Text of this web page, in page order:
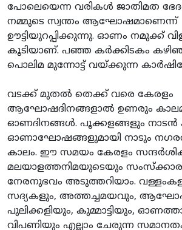
പോലെയെന്ന വരികള്‍ ജാതിമത
നമ്മുടെ സ്വന്തം ആഘോഷമാണെന്ന്
ഊട്ടിയുറപ്പിക്കുന്നു. ഓണം നമുക്ക്
കൂടിയാണ്. പഞ്ഞ കര്‍ക്കിടകം
പൊലിമ മുന്നോട്ട് വയ്ക്കുന്ന
വടക്ക് മുതല്‍ തെക്ക് വരെ കേരളം
ആഘോഷദിനങ്ങളാല്‍ ഉണരും
ഓണദിനങ്ങള്‍. പൂക്കളങ്ങളും നാടന്‍
ഓണാഘോഷങ്ങളുമായി നാടും
കാലം. ഈ സമയം കേരളം
മലയാളത്തനിമയുടെയും
നേരനുഭവം അടുത്തറിയാം.
സദ്യകളും, അത്തച്ചമയവും,
പുലിക്കളിയും, കുമ്മാട്ടിയും,
വിപണിയും എല്ലാം ചേരുന്ന